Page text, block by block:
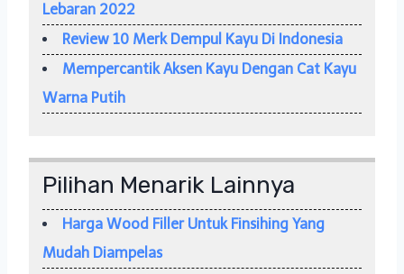
Lebaran 2022
Review 10 Merk Dempul Kayu Di Indonesia
Mempercantik Aksen Kayu Dengan Cat Kayu
Warna Putih
Pilihan Menarik Lainnya
Harga Wood Filler Untuk Finsihing Yang
Mudah Diampelas